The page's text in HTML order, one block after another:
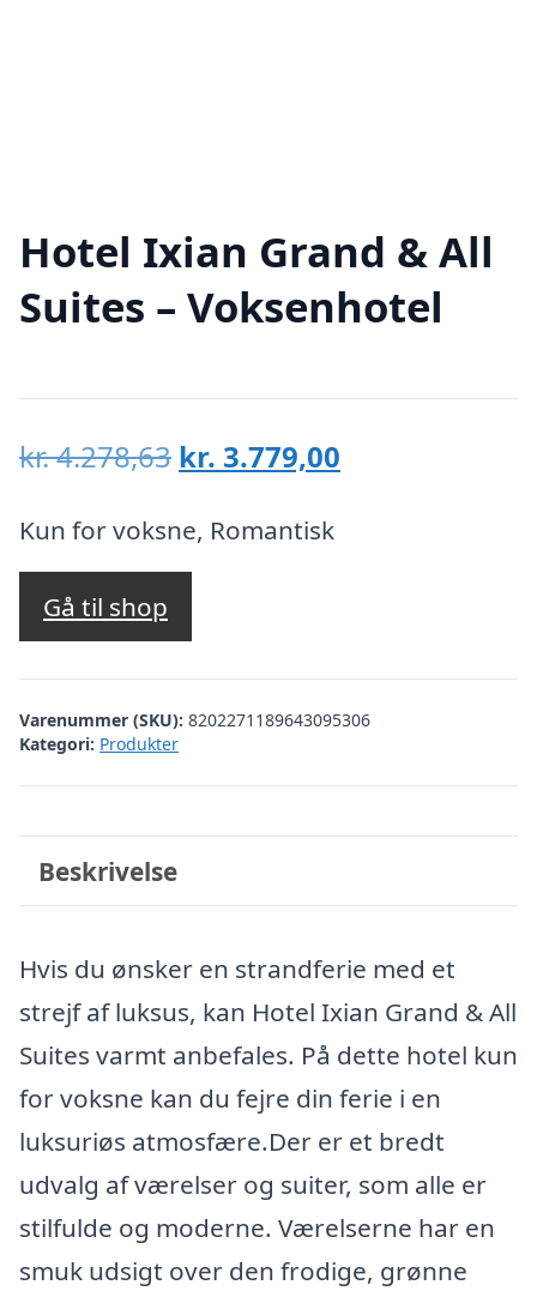
Hotel Ixian Grand & All
Suites – Voksenhotel
kr.4.278,63 Den
pris
var:
kr. 3.779,00
Kun for voksne, Romantisk
Gå til shop
Varenummer (SKU): 8202271189643095306
Kategori: Produkter
Beskrivelse
Hvis du ønsker en strandferie med et
strejf af luksus, kan Hotel Ixian Grand & All
Suites varmt anbefales. På dette hotel kun
for voksne kan du fejre din ferie i en
luksuriøs atmosfære.Der er et bredt
udvalg af værelser og suiter, som alle er
stilfulde og moderne. Værelserne har en
smuk udsigt over den frodige, grønne